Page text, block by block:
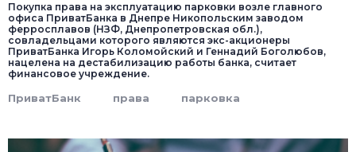
Покупка права на эксплуатацию парковки возле главного
офиса ПриватБанка в Днепре Никопольским заводом
ферросплавов (НЗФ, Днепропетровская обл.),
совладельцами которого являются экс-акционеры
ПриватБанка Игорь Коломойский и Геннадий Боголюбов,
нацелена на дестабилизацию работы банка, считает
финансовое учреждение.
ПриватБанк права парковка